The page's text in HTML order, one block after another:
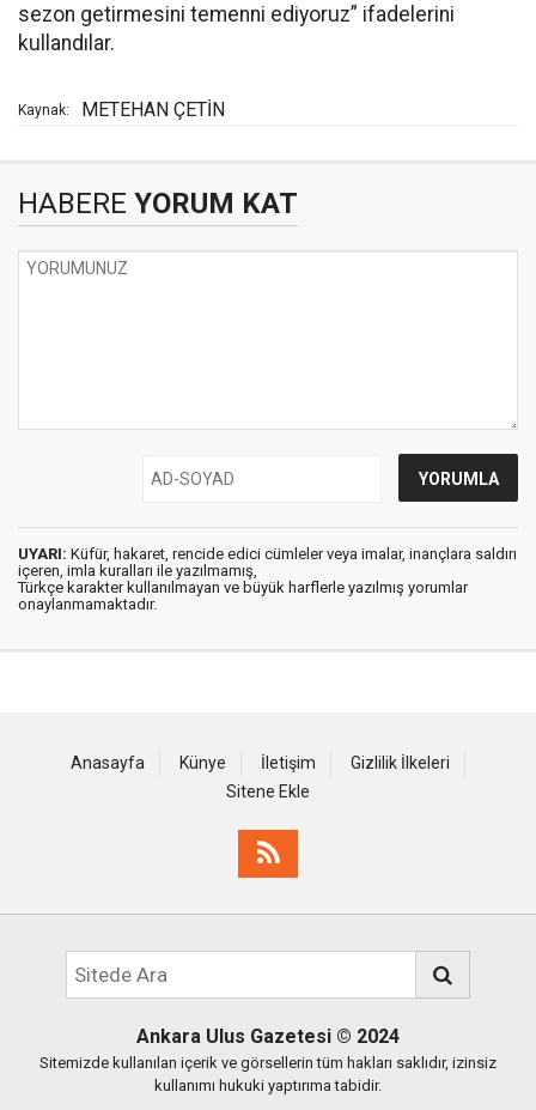
sezon getirmesini temenni ediyoruz” ifadelerini
kullandılar.
Kaynak: METEHAN ÇETİN
HABERE YORUM KAT
UYARI: Küfür, hakaret, rencide edici cümleler veya imalar, inançlara saldırı
içeren, imla kuralları ile yazılmamış,
Türkçe karakter kullanılmayan ve büyük harflerle yazılmış yorumlar
onaylanmamaktadır.
Anasayfa Künye İletişim
Gizlilik İlkeleri
Sitene Ekle
Ankara Ulus Gazetesi © 2024
Sitemizde kullanılan içerik ve görsellerin tüm hakları saklıdır, izinsiz
kullanımı hukuki yaptırıma tabidir.